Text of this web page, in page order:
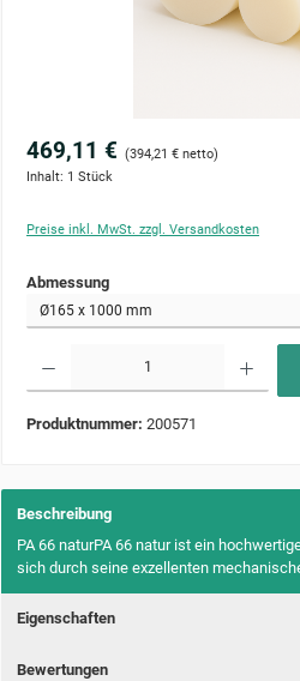
469,11 € (394,21 € netto)
Inhalt: 1 Stück
Preise inkl. MwSt. zzgl. Versandkosten
Abmessungauswählen
Produktnummer: 200571
Beschreibung
PA 66 naturPA 66 natur ist ein
sich durch seine exzellenten
Eigenschaften
Bewertungen